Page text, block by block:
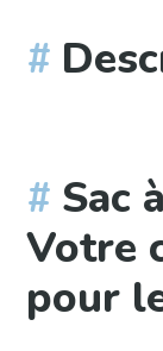
Sac
Votre
pour